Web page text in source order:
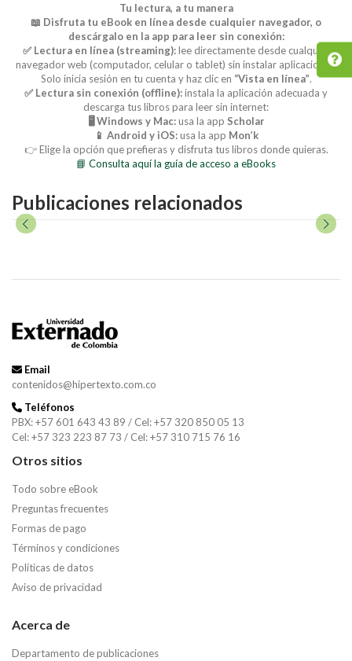
Tu lectura, a tu manera
📖 Disfruta tu eBook en línea desde cualquier navegador, o
descárgalo en la app para leer sin conexión:
✅ Lectura en línea (streaming):lee directamente desde cualquier
navegador web (computador, celular o tablet) sin instalar aplicaciones.
Solo inicia sesión en tu cuenta y haz clic en “Vista en línea”.
✅ Lectura sin conexión (offline):instala la aplicación adecuada y
descarga tus libros para leer sin internet:
🖥️ Windows y Mac:usa la app Scholar
📱 Android y iOS:usa la app Mon’k
👉 Elige la opción que prefieras y disfruta tus libros donde quieras.
📘 Consulta aquí la guía de acceso a eBooks
Publicaciones relacionados
Email
contenidos@hipertexto.com.co
Teléfonos
PBX: +57 601 643 43 89 / Cel: +57 320 850 05 13
Cel: +57 323 223 87 73 / Cel: +57 310 715 76 16
Otros sitios
Todo sobre eBook
Preguntas frecuentes
Formas de pago
Términos y condiciones
Políticas de datos
Aviso de privacidad
Acerca de
Departamento de publicaciones